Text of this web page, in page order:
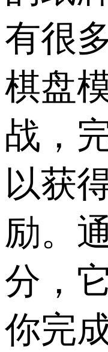
有很
棋盘
战，
以获
励。
分，
你完